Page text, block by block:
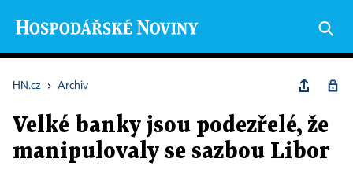
HN.cz › Archiv
Velké banky jsou podezřelé, že
manipulovaly se sazbou Libor